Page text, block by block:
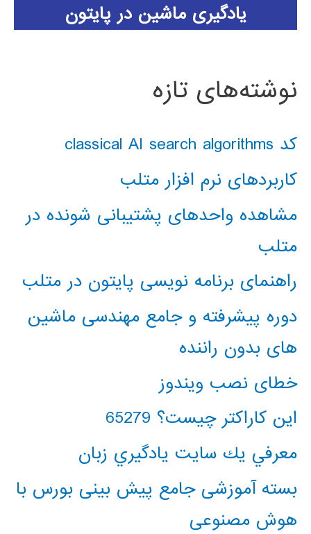
یادگیری ماشین در پایتون
نوشته‌های تازه
کد classical AI search algorithms
کاربردهای نرم افزار متلب
مشاهده واحدهای پشتیبانی شونده در
متلب
راهنمای برنامه نویسی پایتون در متلب
دوره پیشرفته و جامع مهندسی ماشین
های بدون راننده
خطای نصب ویندوز
این کاراکتر چیست؟ 65279
معرفي يك سايت يادگيري زبان
بسته آموزشی جامع پیش بینی بورس با
هوش مصنوعی